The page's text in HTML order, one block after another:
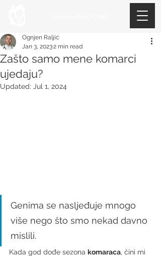
Zašto samo mene komarci
ujedaju?
Ognjen Raljić
Jan 3, 20232 min read
Updated: Jul 1, 2024
Genima se nasljeđuje mnogo
više nego što smo nekad davno
mislili.
Kada god dođe sezona komaraca, čini mi